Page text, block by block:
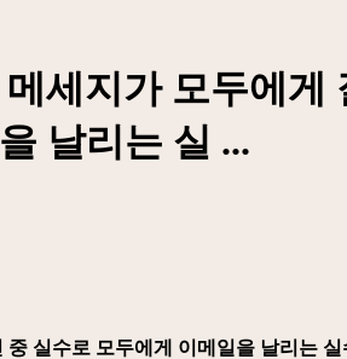
세지가 모두에게
날리는 실 ...
실수로 모두에게 이메일을 날리는